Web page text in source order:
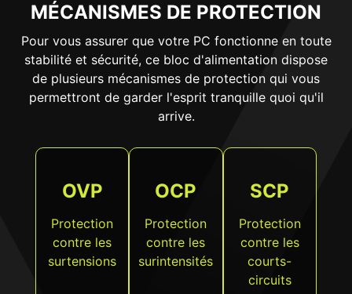
MÉCANISMES DE PROTECTION
Pour vous assurer que votre PC fonctionne en toute
stabilité et sécurité, ce bloc d'alimentation dispose
de plusieurs mécanismes de protection qui vous
permettront de garder l'esprit tranquille quoi qu'il
arrive.
OVP
Protection
contre les
surtensions
OCP
Protection
contre les
surintensités
SCP
Protection
contre les
courts-
circuits